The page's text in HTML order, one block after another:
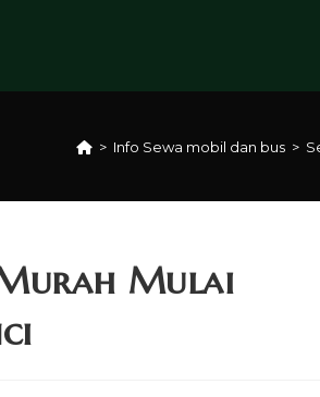
> Info Sewa mobil dan bus >
Mulai